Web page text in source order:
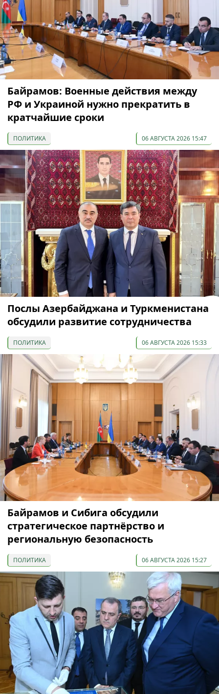
Байрамов: Военные действия между
РФ и Украиной нужно прекратить в
кратчайшие сроки
ПОЛИТИКА 06 АВГУСТА 2026 15:47
Послы Азербайджана и Туркменистана
обсудили развитие сотрудничества
ПОЛИТИКА 06 АВГУСТА 2026 15:33
Байрамов и Сибига обсудили
стратегическое партнёрство и
региональную безопасность
ПОЛИТИКА 06 АВГУСТА 2026 15:27